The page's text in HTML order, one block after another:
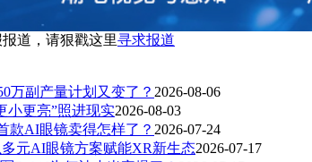
道，请狠戳这里寻求报道
万副产量计划又变了？ 2026-08-06
小更亮”照进现实2026-08-03
款AI眼镜卖得怎样了？ 2026-07-24
元AI眼镜方案赋能XR新生态2026-07-17